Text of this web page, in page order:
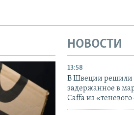
НОВОСТИ
13:58
В Швеции решили
задержанное в
Caffa из